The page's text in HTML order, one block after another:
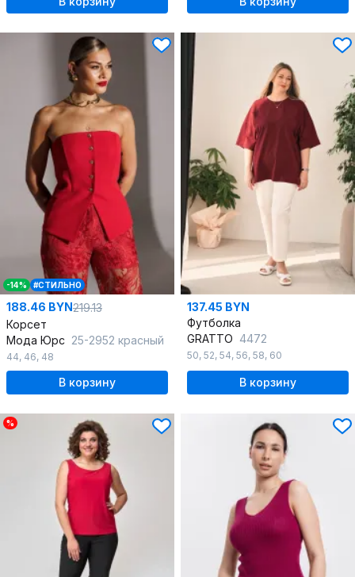
-14% #СТИЛЬНО
188.46 BYN219.13
Корсет
Мода Юрс 25-2952 красный
44, 46, 48
В корзину
137.45 BYN
Футболка
GRATTO 4472
50, 52, 54, 56, 58, 60
В корзину
%